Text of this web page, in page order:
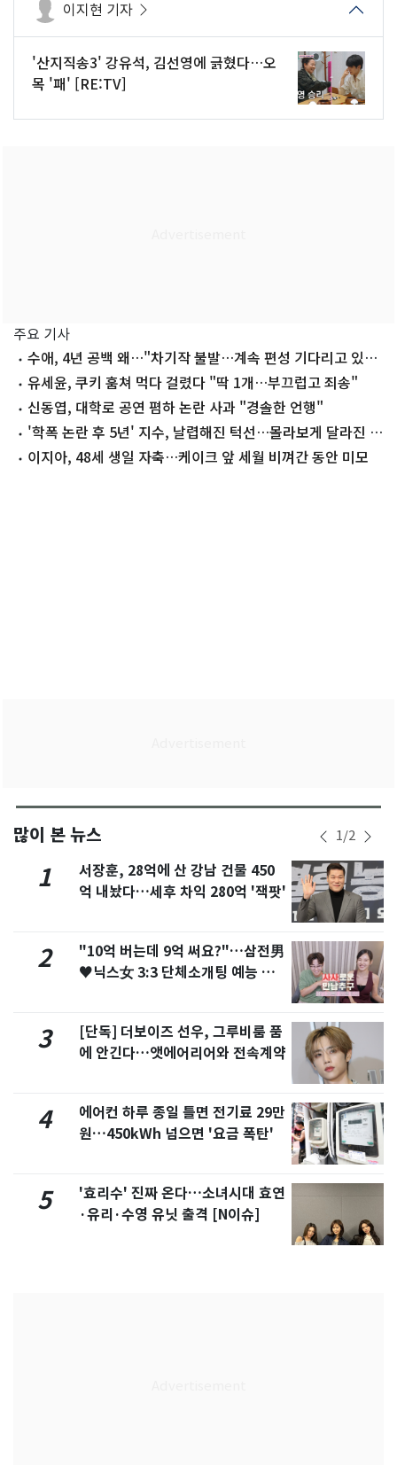
이지현 기자
'산지직송3' 강유석, 김선영에 긁혔다…오
목 '패' [RE:TV]
주요 기사
수애, 4년 공백 왜…"차기작 불발…계속 편성 기다리고 있
다"유세윤, 쿠키 훔쳐 먹다 걸렸다 "딱 1개…부끄럽고 죄송"
신동엽, 대학로 공연 폄하 논란 사과 "경솔한 언행"
'학폭 논란 후 5년' 지수, 날렵해진 턱선…몰라보게 달라진 근
황 이지아, 48세 생일 자축…케이크 앞 세월 비껴간 동안 미모
많이 본 뉴스 1/2
1
서장훈, 28억에 산 강남 건물 450
억 내놨다…세후 차익 280억 '잭팟'
2
"10억 버는데 9억 써요?"…삼전男
♥닉스女 3:3 단체소개팅 예능 화
3
[단독] 더보이즈 선우, 그루비룸 품
에 안긴다…앳에어리어와 전속계약
4
에어컨 하루 종일 틀면 전기료 29만
원…450kWh 넘으면 '요금 폭탄'
5
'효리수' 진짜 온다…소녀시대 효연
·유리·수영 유닛 출격 [N이슈]